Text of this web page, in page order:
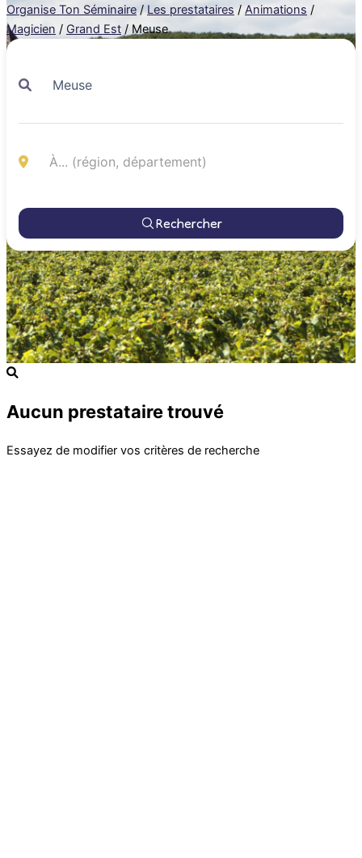
Organise Ton Séminaire / Les prestataires / Animations /
Magicien / Grand Est / Meuse
Rechercher
Aucun prestataire trouvé
Essayez de modifier vos critères de recherche